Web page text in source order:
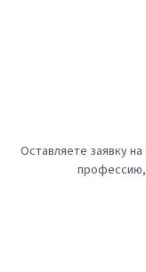
Оставляете заявку
профессию,